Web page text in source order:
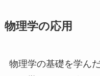
物理学の応用
物理学の基礎を学ん